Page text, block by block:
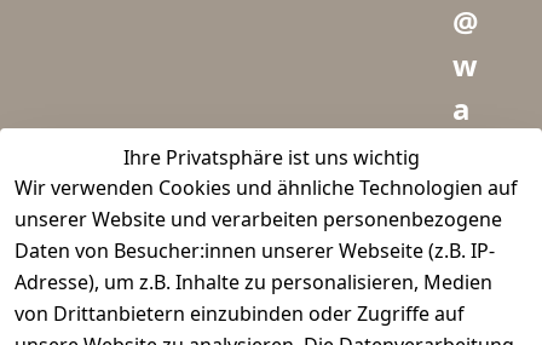
Ihre Privatsphäre ist uns wichtig
Wir verwenden Cookies und ähnliche Technologien auf
unserer Website und verarbeiten personenbezogene
Daten von Besucher:innen unserer Webseite (z.B. IP-
Adresse), um z.B. Inhalte zu personalisieren, Medien
von Drittanbietern einzubinden oder Zugriffe auf
@
w
a
d
m
e
i